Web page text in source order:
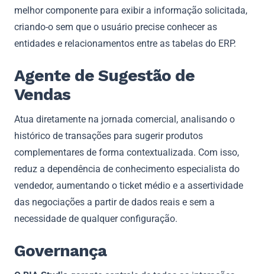
melhor componente para exibir a informação solicitada,
criando-o sem que o usuário precise conhecer as
entidades e relacionamentos entre as tabelas do ERP.
Agente de Sugestão de
Vendas
Atua diretamente na jornada comercial, analisando o
histórico de transações para sugerir produtos
complementares de forma contextualizada. Com isso,
reduz a dependência de conhecimento especialista do
vendedor, aumentando o ticket médio e a assertividade
das negociações a partir de dados reais e sem a
necessidade de qualquer configuração.
Governança